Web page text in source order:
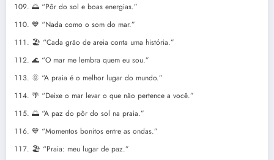
🌅 “Pôr do sol e boas energias.”
💙 “Nada como o som do mar.”
🏖️ “Cada grão de areia conta uma história.”
🌊 “O mar me lembra quem eu sou.”
🌞 “A praia é o melhor lugar do mundo.”
🌴 “Deixe o mar levar o que não pertence a você.”
🌅 “A paz do pôr do sol na praia.”
💙 “Momentos bonitos entre as ondas.”
🏖️ “Praia: meu lugar de paz.”